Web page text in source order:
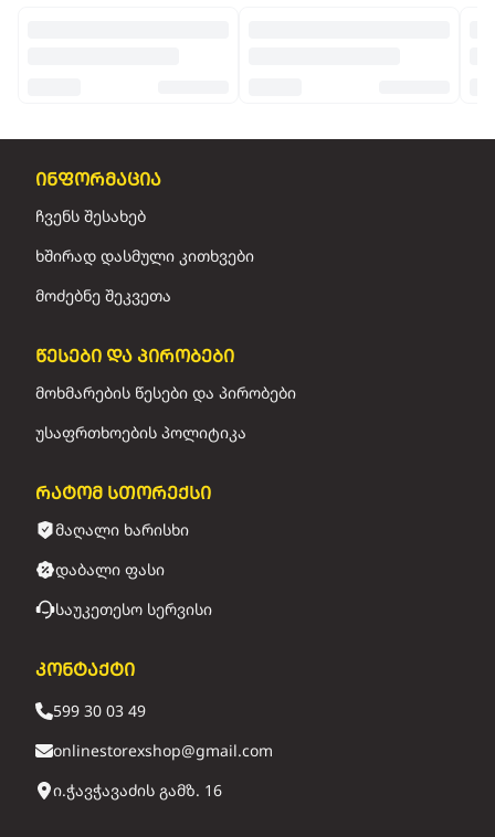
ინფორმაცია
ჩვენს შესახებ
ხშირად დასმული კითხვები
მოძებნე შეკვეთა
წესები და პირობები
მოხმარების წესები და პირობები
უსაფრთხოების პოლიტიკა
რატომ სთორექსი
მაღალი ხარისხი
დაბალი ფასი
საუკეთესო სერვისი
კონტაქტი
599 30 03 49
onlinestorexshop@gmail.com
ი.ჭავჭავაძის გამზ. 16